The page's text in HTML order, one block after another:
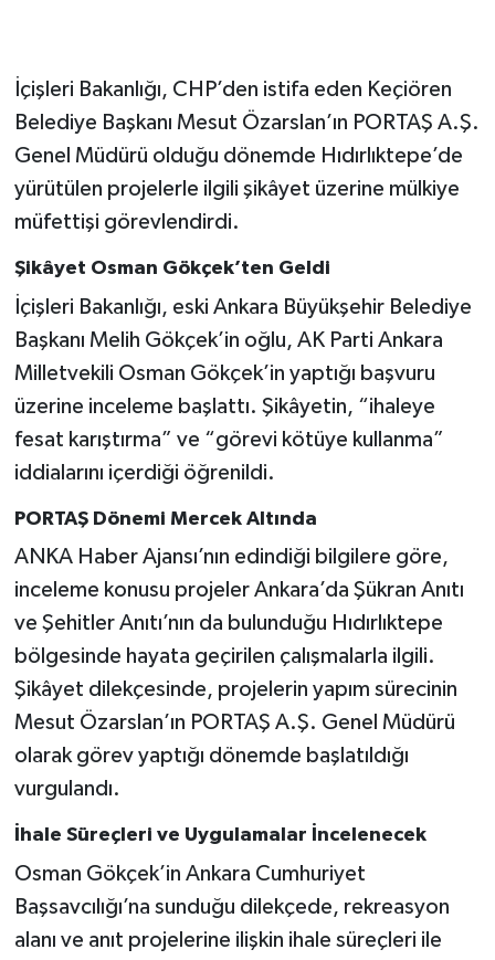
İçişleri Bakanlığı, CHP’den istifa eden Keçiören
Belediye Başkanı Mesut Özarslan’ın PORTAŞ A.Ş.
Genel Müdürü olduğu dönemde Hıdırlıktepe’de
yürütülen projelerle ilgili şikâyet üzerine mülkiye
müfettişi görevlendirdi.
Şikâyet Osman Gökçek’ten Geldi
İçişleri Bakanlığı, eski Ankara Büyükşehir Belediye
Başkanı Melih Gökçek’in oğlu, AK Parti Ankara
Milletvekili Osman Gökçek’in yaptığı başvuru
üzerine inceleme başlattı. Şikâyetin, “ihaleye
fesat karıştırma” ve “görevi kötüye kullanma”
iddialarını içerdiği öğrenildi.
PORTAŞ Dönemi Mercek Altında
ANKA Haber Ajansı’nın edindiği bilgilere göre,
inceleme konusu projeler Ankara’da Şükran Anıtı
ve Şehitler Anıtı’nın da bulunduğu Hıdırlıktepe
bölgesinde hayata geçirilen çalışmalarla ilgili.
Şikâyet dilekçesinde, projelerin yapım sürecinin
Mesut Özarslan’ın PORTAŞ A.Ş. Genel Müdürü
olarak görev yaptığı dönemde başlatıldığı
vurgulandı.
İhale Süreçleri ve Uygulamalar İncelenecek
Osman Gökçek’in Ankara Cumhuriyet
Başsavcılığı’na sunduğu dilekçede, rekreasyon
alanı ve anıt projelerine ilişkin ihale süreçleri ile